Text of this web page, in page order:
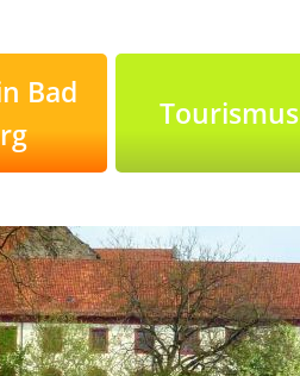
Bad
Tourismus